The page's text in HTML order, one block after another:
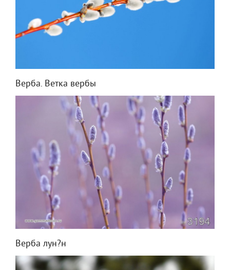
Верба. Ветка вербы
Верба лун?н